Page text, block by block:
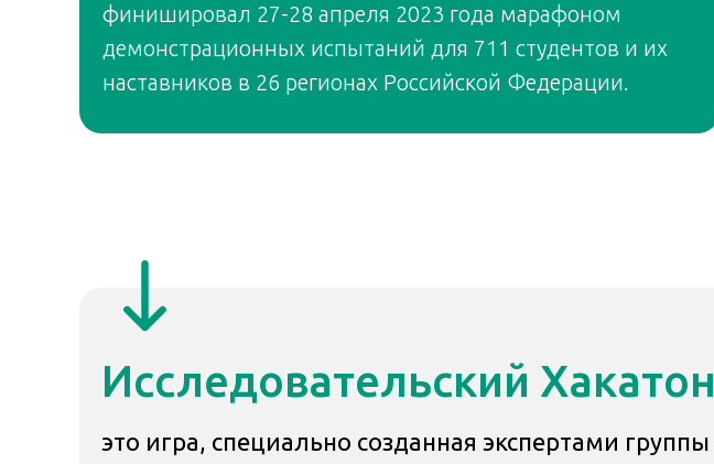
финишировал 27-28 апреля 2023 года марафоном
демонстрационных испытаний для 711 студентов и их
наставников в 26 регионах Российской Федерации.
Исследовательский Хакатон
это игра, специально созданная экспертами группы